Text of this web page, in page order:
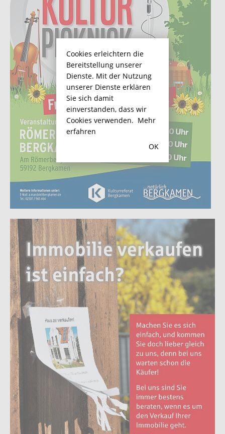
Cookies erleichtern die
Bereitstellung unserer
Dienste. Mit der Nutzung
unserer Dienste erklären
Sie sich damit
einverstanden, dass wir
Cookies verwenden. Mehr
erfahren
OK